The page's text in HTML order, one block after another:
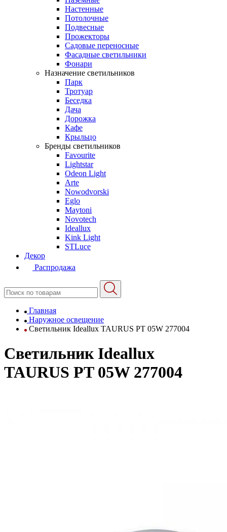
Настенные
Потолочные
Подвесные
Прожекторы
Садовые переносные
Фасадные светильники
Фонари
Назначение светильников
Парк
Тротуар
Беседка
Дача
Дорожка
Кафе
Крыльцо
Бренды светильников
Favourite
Lightstar
Odeon Light
Arte
Nowodvorski
Eglo
Maytoni
Novotech
Ideallux
Kink Light
STLuce
Декор
Распродажа
Главная
Наружное освещение
Светильник Ideallux TAURUS PT 05W 277004
Светильник Ideallux
TAURUS PT 05W 277004